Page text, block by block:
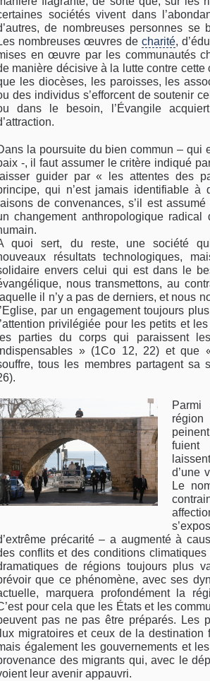
sociétés vivent dans
de nombreuses personnes se
nombreuses œuvres de charité,
en œuvre par les communautés
manière décisive à la lutte contre cette
les diocèses, les paroisses, les
des individus s’efforcent de soutenir
dans le besoin, l’Évangile
la poursuite du bien commun – qui
-, il faut assumer le critère indiqué
guider par « les attentes des
qui n’est jamais identifiable
de convenances, s’il est assumé
changement anthropologique
quoi sert, du reste, une société
résultats technologiques,
envers celui qui est dans le
nous transmettons, au
il n’y a pas de derniers, et nous
par un engagement toujours
privilégiée pour les petits et
parties du corps qui paraissent
» (1Co 12, 22) et que
tous les membres partagent sa
d’une
Le
précarité – a augmenté à
conflits et des conditions climatiques
de régions toujours plus
que ce phénomène, avec ses
marquera profondément la
pour cela que les États et les
pas ne pas être préparés. Les
migratoires et ceux de la destination
également les gouvernements et
des migrants qui, avec le
leur avenir appauvri.